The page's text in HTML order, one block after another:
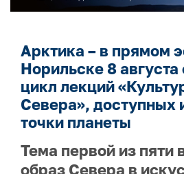
Арктика – в прямом
Норильске 8 августа
цикл лекций
Севера», доступных
точки планеты
Тема первой из пяти
образ Севера в